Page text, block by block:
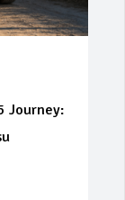
Journey: